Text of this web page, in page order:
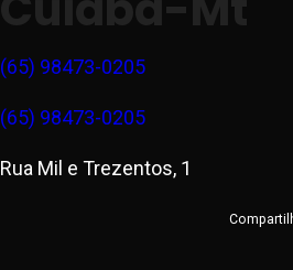
(65) 98473-0205
(65) 98473-0205
Rua Mil e Trezentos, 1